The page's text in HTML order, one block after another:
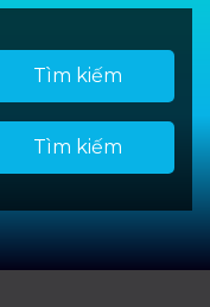
Tìm kiếm
Tìm kiếm